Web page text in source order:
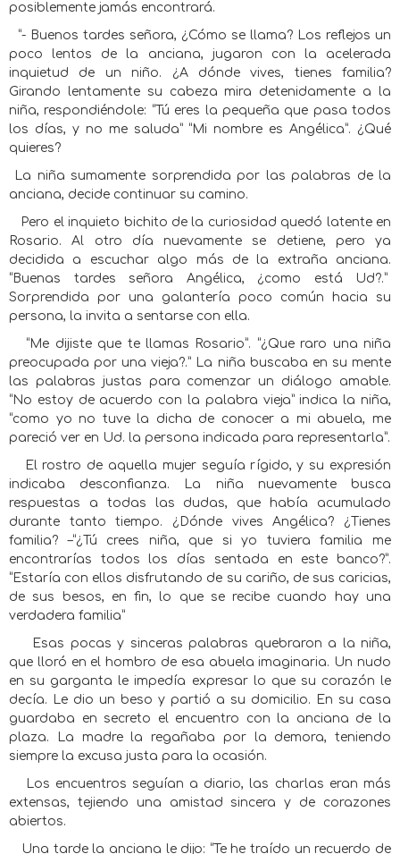
posiblemente jamás encontrará.
“- Buenos tardes señora, ¿Cómo se llama? Los reflejos un
poco lentos de la anciana, jugaron con la acelerada
inquietud de un niño. ¿A dónde vives, tienes familia?
Girando lentamente su cabeza mira detenidamente a la
niña, respondiéndole: “Tú eres la pequeña que pasa todos
los días, y no me saluda” “Mi nombre es Angélica”. ¿Qué
quieres?
La niña sumamente sorprendida por las palabras de la
anciana, decide continuar su camino.
Pero el inquieto bichito de la curiosidad quedó latente en
Rosario. Al otro día nuevamente se detiene, pero ya
decidida a escuchar algo más de la extraña anciana.
“Buenas tardes señora Angélica, ¿como está Ud?.”
Sorprendida por una galantería poco común hacia su
persona, la invita a sentarse con ella.
“Me dijiste que te llamas Rosario”. “¿Que raro una niña
preocupada por una vieja?.” La niña buscaba en su mente
las palabras justas para comenzar un diálogo amable.
“No estoy de acuerdo con la palabra vieja” indica la niña,
“como yo no tuve la dicha de conocer a mi abuela, me
pareció ver en Ud. la persona indicada para representarla”.
El rostro de aquella mujer seguía rígido, y su expresión
indicaba desconfianza. La niña nuevamente busca
respuestas a todas las dudas, que había acumulado
durante tanto tiempo. ¿Dónde vives Angélica? ¿Tienes
familia? –“¿Tú crees niña, que si yo tuviera familia me
encontrarías todos los días sentada en este banco?”.
“Estaría con ellos disfrutando de su cariño, de sus caricias,
de sus besos, en fin, lo que se recibe cuando hay una
verdadera familia”
Esas pocas y sinceras palabras quebraron a la niña,
que lloró en el hombro de esa abuela imaginaria. Un nudo
en su garganta le impedía expresar lo que su corazón le
decía. Le dio un beso y partió a su domicilio. En su casa
guardaba en secreto el encuentro con la anciana de la
plaza. La madre la regañaba por la demora, teniendo
siempre la excusa justa para la ocasión.
Los encuentros seguían a diario, las charlas eran más
extensas, tejiendo una amistad sincera y de corazones
abiertos.
Una tarde la anciana le dijo: “Te he traído un recuerdo de